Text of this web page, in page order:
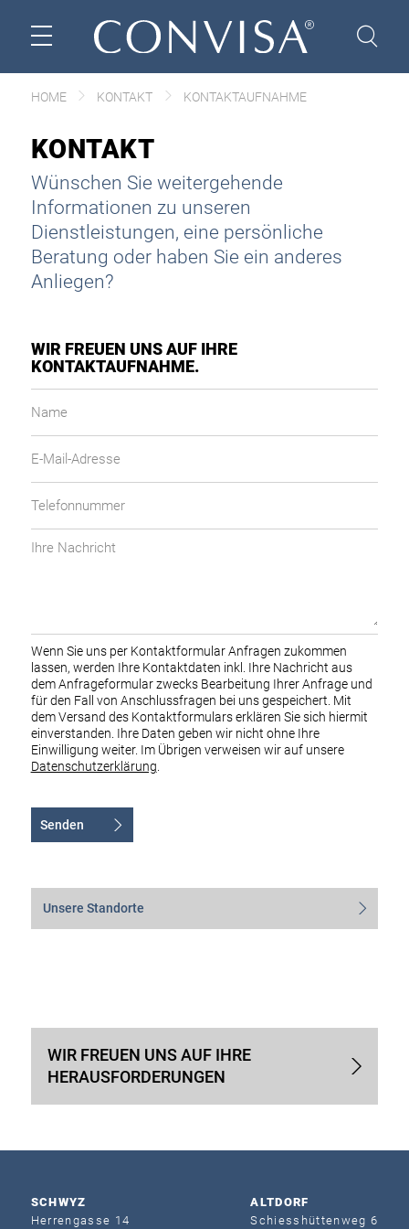
HOME KONTAKT KONTAKTAUFNAHME
KONTAKT
Wünschen Sie weitergehende
Informationen zu unseren
Dienstleistungen, eine persönliche
Beratung oder haben Sie ein anderes
Anliegen?
WIR FREUEN UNS AUF IHRE
KONTAKTAUFNAHME.
Name
E-
Telefonnummer
Ihre
Wenn Sie uns per Kontaktformular Anfragen zukommen
lassen, werden Ihre Kontaktdaten inkl. Ihre Nachricht aus
dem Anfrageformular zwecks Bearbeitung Ihrer Anfrage und
für den Fall von Anschlussfragen bei uns gespeichert. Mit
dem Versand des Kontaktformulars erklären Sie sich hiermit
einverstanden. Ihre Daten geben wir nicht ohne Ihre
Einwilligung weiter. Im Übrigen verweisen wir auf unsere
Datenschutzerklärung
Senden
Unsere Standorte
WIR FREUEN UNS AUF IHRE
HERAUSFORDERUNGEN
SCHWYZ
Herrengasse 14
ALTDORF
Schiesshütten­weg 6